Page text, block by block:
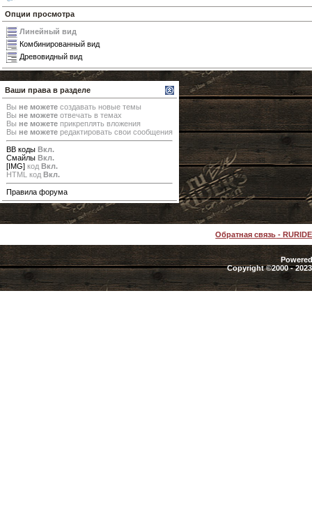
Опции просмотра
Линейный вид
Комбинированный вид
Древовидный вид
Ваши права в разделе
Вы не можете создавать новые темы
Вы не можете отвечать в темах
Вы не можете прикреплять вложения
Вы не можете редактировать свои сообщения
BB коды Вкл.
Смайлы Вкл.
[IMG] код Вкл.
HTML код Вкл.
Правила форума
Обратная связь -
Copyright ©2000 -